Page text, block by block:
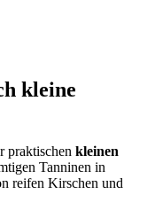
kleine
praktischen kleinen
Tanninen in
reifen Kirschen und